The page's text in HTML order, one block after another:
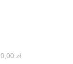
zł